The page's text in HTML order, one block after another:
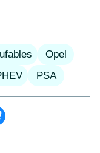
Opel
PSA